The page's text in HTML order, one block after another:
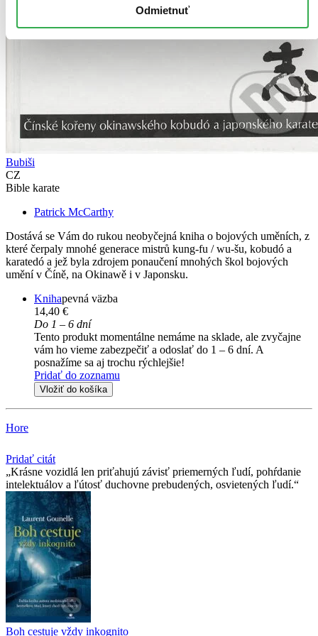
Odmietnuť
Bubiši
CZ
Bible karate
Patrick McCarthy
Dostává se Vám do rukou neobyčejná kniha o bojových uměních, z
které čerpaly mnohé generace mistrů kung-fu / wu-šu, kobudó a
karatedó a jež byla zdrojem ponaučení mnohých škol bojových
umění v Číně, na Okinawě i v Japonsku.
Knihapevná väzba
14,40 €
Do 1 – 6 dní
Tento produkt momentálne nemáme na sklade, ale zvyčajne
vám ho vieme zabezpečiť a odoslať do 1 – 6 dní. A
posnažíme sa aj trochu rýchlejšie!
Pridať do zoznamu
Vložiť do košíka
Hore
Pridať citát
Krásne vozidlá len priťahujú závisť priemerných ľudí, pohŕdanie
intelektuálov a ľútosť duchovne prebudených, osvietených ľudí.
Boh cestuje vždy inkognito